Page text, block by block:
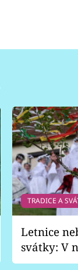
TRADICE A
Letnice
svátky: V
pondělí